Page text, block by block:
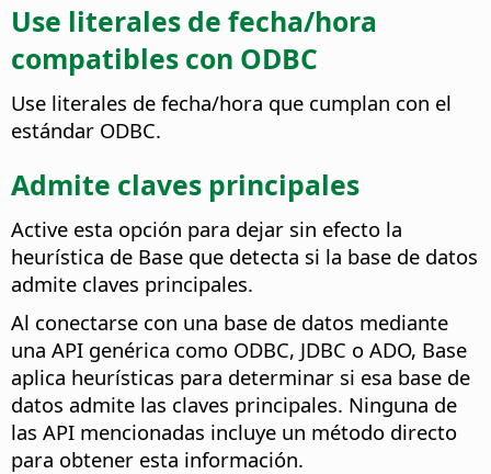
Use literales de fecha/hora
compatibles con ODBC
Use literales de fecha/hora que cumplan con el
estándar ODBC.
Admite claves principales
Active esta opción para dejar sin efecto la
heurística de Base que detecta si la base de datos
admite claves principales.
Al conectarse con una base de datos mediante
una API genérica como ODBC, JDBC o ADO, Base
aplica heurísticas para determinar si esa base de
datos admite las claves principales. Ninguna de
las API mencionadas incluye un método directo
para obtener esta información.